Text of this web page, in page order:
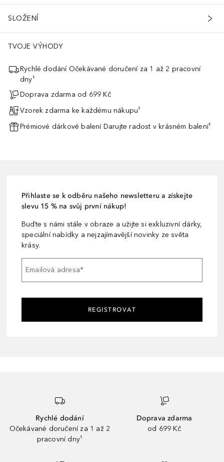
SLOŽENÍ
TVOJE VÝHODY
Rychlé dodání Očekávané doručení za 1 až 2 pracovní
dny¹
Doprava zdarma od 699 Kč
Vzorek zdarma ke každému nákupu¹
Prémiové dárkové balení Darujte radost v krásném balení¹
Přihlaste se k odběru našeho newsletteru a získejte
slevu 15 % na svůj první nákup!
Buďte s námi stále v obraze a užijte si exkluzivní dárky,
speciální nabídky a nejzajímavější novinky ze světa
krásy.
Emailová adresa*
REGISTROVAT
Rychlé dodání
Očekávané doručení za 1 až 2
pracovní dny¹
Doprava zdarma
od 699 Kč